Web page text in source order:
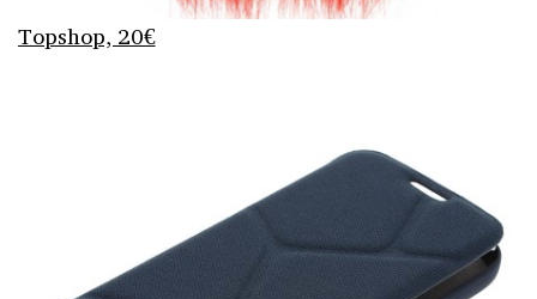
Topshop, 20€